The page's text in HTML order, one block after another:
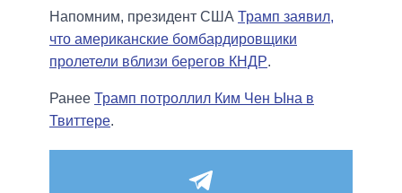
Напомним, президент США Трамп заявил,
что американские бомбардировщики
пролетели вблизи берегов КНДР.
Ранее Трамп потроллил Ким Чен Ына в
Твиттере.